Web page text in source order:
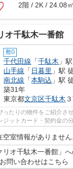
2階 / 2K / 24.08㎡
オ千駄木一番館
敷0
千代田線 「千駄木 」
山手線 「 日暮里 」駅
南北線 「本駒込 」駅
築31年
東京都文京区千駄木
ったりの物件をご紹介さ
ットカード・契約金の
も、まずは...
空室情報がありません
リオ千駄木一番館」
お問い合わせはこちら